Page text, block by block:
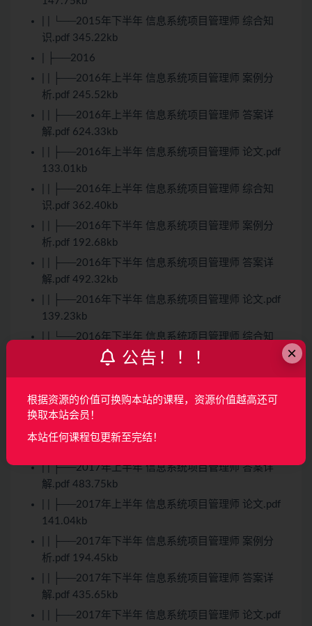
| | └──2015年下半年 信息系统项目管理师 综合知
识.pdf 345.22kb
| ├──2016
| | ├──2016年上半年 信息系统项目管理师 案例分
析.pdf 245.52kb
| | ├──2016年上半年 信息系统项目管理师 答案详
解.pdf 624.33kb
| | ├──2016年上半年 信息系统项目管理师 论文.pdf
133.01kb
| | ├──2016年上半年 信息系统项目管理师 综合知
识.pdf 362.40kb
| | ├──2016年下半年 信息系统项目管理师 案例分
析.pdf 192.68kb
| | ├──2016年下半年 信息系统项目管理师 答案详
解.pdf 492.32kb
| | ├──2016年下半年 信息系统项目管理师 论文.pdf
139.23kb
| | └──2016年下半年 信息系统项目管理师 综合知
识.pdf 356.74kb
| | ├──2017年上半年 信息系统项目管理师 综合知
识.pdf 320.50kb
| | ├──2017年上半年 信息系统项目管理师 案例分
| | ├──2017年上半年 信息系统项目管理师 答案详
解.pdf 483.75kb
| | ├──2017年上半年 信息系统项目管理师 论文.pdf
141.04kb
| | ├──2017年下半年 信息系统项目管理师 案例分
析.pdf 194.45kb
| | ├──2017年下半年 信息系统项目管理师 答案详
解.pdf 435.65kb
| | ├──2017年下半年 信息系统项目管理师 论文.pdf
×
公告！！！
根据资源的价值可换购本站的课程，资源价值越高还可
换取本站会员！
本站任何课程包更新至完结！